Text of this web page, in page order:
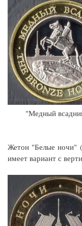
"Медный
Жетон "Белые ночи"
имеет вариант с